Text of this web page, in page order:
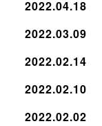
2022.04.18
2022.03.09
2022.02.14
2022.02.10
2022.02.02